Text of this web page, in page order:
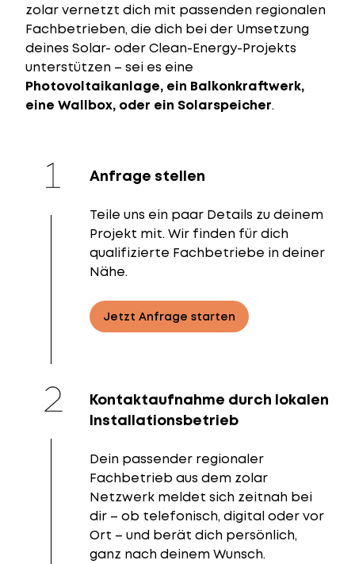
zolar vernetzt dich mit passenden regionalen
Fachbetrieben, die dich bei der Umsetzung
deines Solar- oder Clean-Energy-Projekts
unterstützen – sei es eine
Photovoltaikanlage, ein Balkonkraftwerk,
eine Wallbox, oder ein Solarspeicher.
Anfrage stellen
Teile uns ein paar Details zu deinem
Projekt mit. Wir finden für dich
qualifizierte Fachbetriebe in deiner
Nähe.
Jetzt Anfrage starten
Kontaktaufnahme durch lokalen
Installationsbetrieb
Dein passender regionaler
Fachbetrieb aus dem zolar
Netzwerk meldet sich zeitnah bei
dir – ob telefonisch, digital oder vor
Ort – und berät dich persönlich,
ganz nach deinem Wunsch.